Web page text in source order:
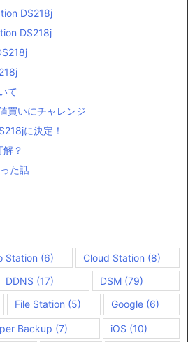
DS218j
DS218j
て
買いにチャレンジ
に決定！
？
た話
Station (6) Cloud Station (8)
DDNS (17) DSM (79)
File Station (5) Google (6)
Backup (7) iOS (10)